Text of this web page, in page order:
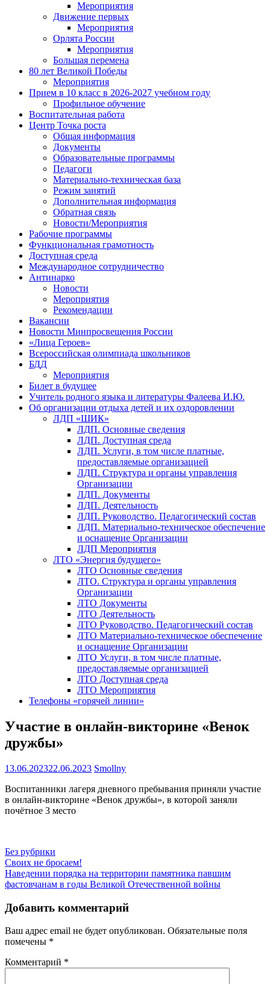
Мероприятия
Движение первых
Мероприятия
Орлята России
Мероприятия
Большая перемена
80 лет Великой Победы
Мероприятия
Прием в 10 класс в 2026-2027 учебном году
Профильное обучение
Воспитательная работа
Центр Точка роста
Общая информация
Документы
Образовательные программы
Педагоги
Материально-техническая база
Режим занятий
Дополнительная информация
Обратная связь
Новости/Мероприятия
Рабочие программы
Функциональная грамотность
Доступная среда
Международное сотрудничество
Антинарко
Новости
Мероприятия
Рекомендации
Вакансии
Новости Минпросвещения России
«Лица Героев»
Всероссийская олимпиада школьников
БДД
Мероприятия
Билет в будущее
Учитель родного языка и литературы Фалеева И.Ю.
Об организации отдыха детей и их оздоровлении
ЛДП «ШИК»
ЛДП. Основные сведения
ЛДП. Доступная среда
ЛДП. Услуги, в том числе платные,
предоставляемые организацией
ЛДП. Структура и органы управления
Организации
ЛДП. Документы
ЛДП. Деятельность
ЛДП. Руководство. Педагогический состав
ЛДП. Материально-техническое обеспечение
и оснащение Организации
ЛДП Мероприятия
ЛТО «Энергия будущего»
ЛТО Основные сведения
ЛТО. Структура и органы управления
Организации
ЛТО Документы
ЛТО Деятельность
ЛТО Руководство. Педагогический состав
ЛТО Материально-техническое обеспечение
и оснащение Организации
ЛТО Услуги, в том числе платные,
предоставляемые организацией
ЛТО Доступная среда
ЛТО Мероприятия
Телефоны «горячей линии»
Участие в онлайн-викторине «Венок
дружбы»
13.06.202322.06.2023 Smollny
Воспитанники лагеря дневного пребывания приняли участие
в онлайн-викторине «Венок дружбы», в которой заняли
почётное 3 место
Без рубрики
Навигация
по
Своих не бросаем!
Наведении порядка на территории памятника павшим
фастовчанам в годы Великой Отечественной войны
Добавить комментарий
Ваш адрес email не будет опубликован. Обязательные поля
помечены *
Комментарий *